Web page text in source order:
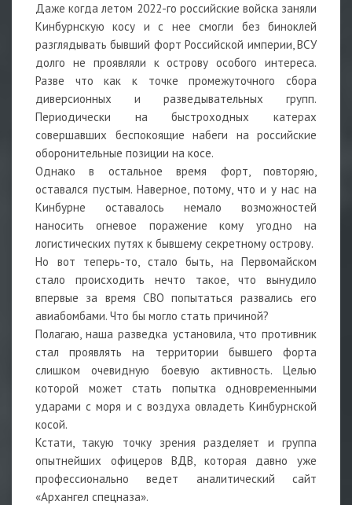
Даже когда летом 2022-го российские войска заняли
Кинбурнскую косу и с нее смогли без биноклей
разглядывать бывший форт Российской империи, ВСУ
долго не проявляли к острову особого интереса.
Разве что как к точке промежуточного сбора
диверсионных и разведывательных групп.
Периодически на быстроходных катерах
совершавших беспокоящие набеги на российские
оборонительные позиции на косе.
Однако в остальное время форт, повторяю,
оставался пустым. Наверное, потому, что и у нас на
Кинбурне оставалось немало возможностей
наносить огневое поражение кому угодно на
логистических путях к бывшему секретному острову.
Но вот теперь-то, стало быть, на Первомайском
стало происходить нечто такое, что вынудило
впервые за время СВО попытаться развались его
авиабомбами. Что бы могло стать причиной?
Полагаю, наша разведка установила, что противник
стал проявлять на территории бывшего форта
слишком очевидную боевую активность. Целью
которой может стать попытка одновременными
ударами с моря и с воздуха овладеть Кинбурнской
косой.
Кстати, такую точку зрения разделяет и группа
опытнейших офицеров ВДВ, которая давно уже
профессионально ведет аналитический сайт
«Архангел спецназа».